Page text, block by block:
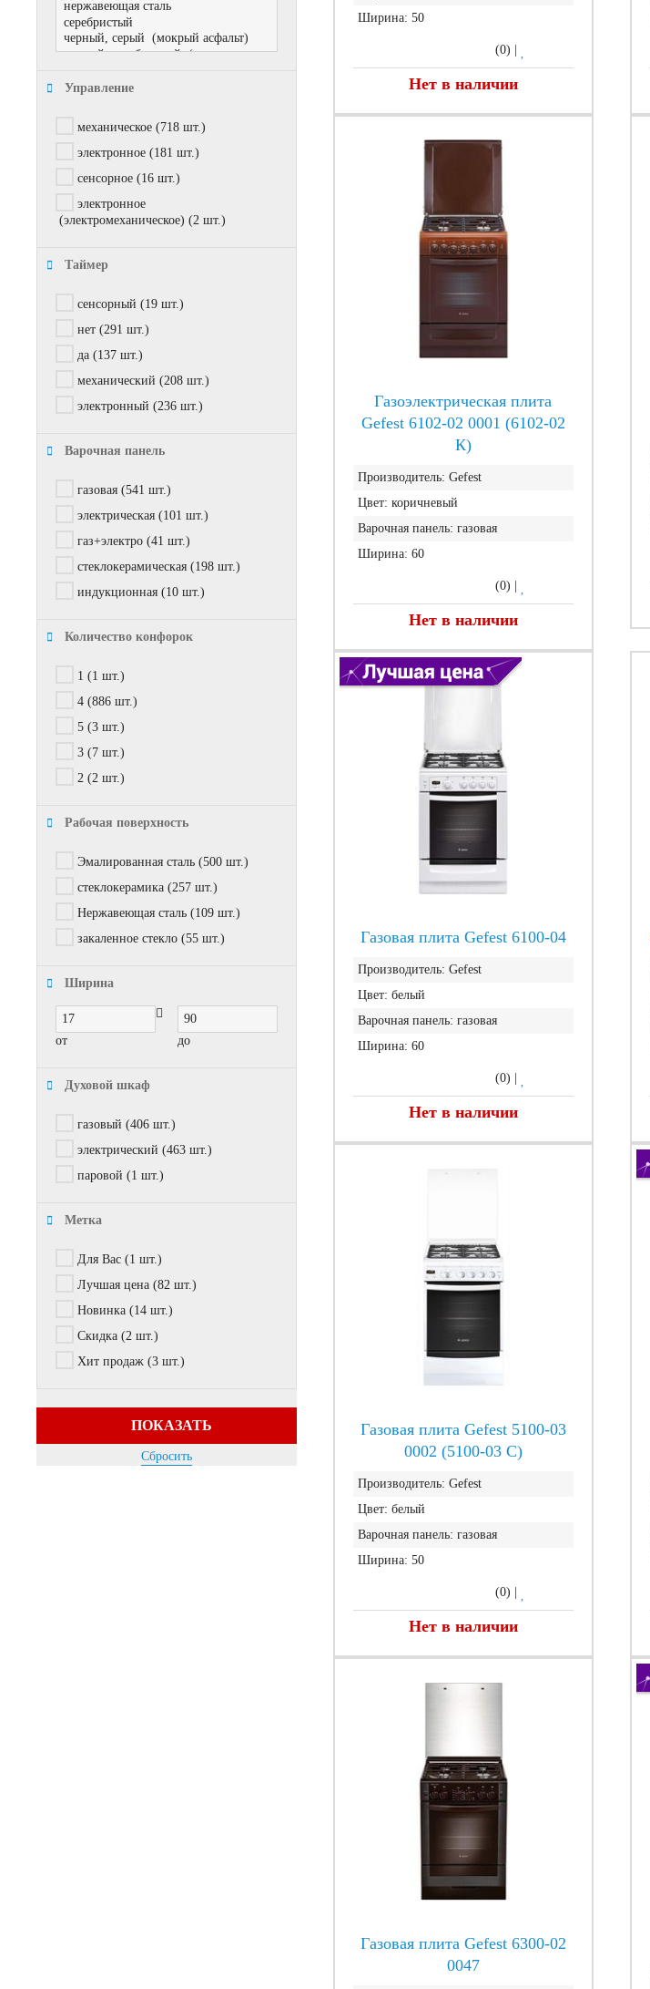
Ширина: 50
(0)
Нет в наличии
Газоэлектрическая плита
Gefest 6102-02 0001 (6102-02
К)
Производитель: Gefest
Цвет: коричневый
Варочная панель: газовая
Ширина: 60
(0)
Нет в наличии
Газовая плита Gefest 6100-04
Производитель: Gefest
Цвет: белый
Варочная панель: газовая
Ширина: 60
(0)
Нет в наличии
Газовая плита Gefest 5100-03
0002 (5100-03 С)
Производитель: Gefest
Цвет: белый
Варочная панель: газовая
Ширина: 50
(0)
Нет в наличии
Газовая плита Gefest 6300-02
0047
Управление
механическое (718 шт.)
электронное (181 шт.)
сенсорное (16 шт.)
электронное
(электромеханическое) (2 шт.)
Таймер
сенсорный (19 шт.)
нет (291 шт.)
да (137 шт.)
механический (208 шт.)
электронный (236 шт.)
Варочная панель
газовая (541 шт.)
электрическая (101 шт.)
газ+электро (41 шт.)
стеклокерамическая (198 шт.)
индукционная (10 шт.)
Количество конфорок
1 (1 шт.)
4 (886 шт.)
5 (3 шт.)
3 (7 шт.)
2 (2 шт.)
Рабочая поверхность
Эмалированная сталь (500 шт.)
стеклокерамика (257 шт.)
Нержавеющая сталь (109 шт.)
закаленное стекло (55 шт.)
Ширина
от до
Духовой шкаф
газовый (406 шт.)
электрический (463 шт.)
паровой (1 шт.)
Метка
Для Вас (1 шт.)
Лучшая цена (82 шт.)
Новинка (14 шт.)
Скидка (2 шт.)
Хит продаж (3 шт.)
ПОКАЗАТЬ
Сбросить